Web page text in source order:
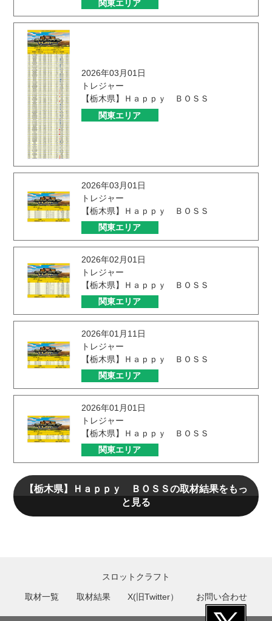
関東エリア
2026年03月01日
トレジャー
【栃木県】Ｈａｐｐｙ ＢＯＳＳ
関東エリア
2026年03月01日
トレジャー
【栃木県】Ｈａｐｐｙ ＢＯＳＳ
関東エリア
2026年02月01日
トレジャー
【栃木県】Ｈａｐｐｙ ＢＯＳＳ
関東エリア
2026年01月11日
トレジャー
【栃木県】Ｈａｐｐｙ ＢＯＳＳ
関東エリア
2026年01月01日
トレジャー
【栃木県】Ｈａｐｐｙ ＢＯＳＳ
関東エリア
【栃木県】Ｈａｐｐｙ ＢＯＳＳの取材結果をもっ
と見る
スロットクラフト
取材一覧 取材結果 X(旧Twitter） お問い合わせ